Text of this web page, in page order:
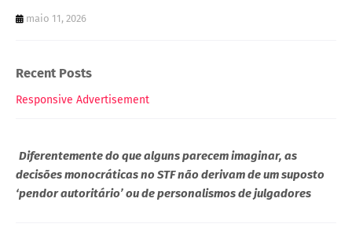
maio 11, 2026
Recent Posts
Responsive Advertisement
Diferentemente do que alguns parecem imaginar, as
decisões monocráticas no STF não derivam de um suposto
‘pendor autoritário’ ou de personalismos de julgadores